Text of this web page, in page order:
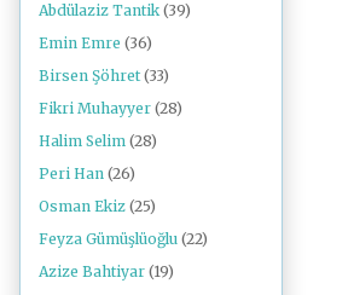
Abdülaziz Tantik (39)
Emin Emre (36)
Birsen Şöhret (33)
Fikri Muhayyer (28)
Halim Selim (28)
Peri Han (26)
Osman Ekiz (25)
Feyza Gümüşlüoğlu (22)
Azize Bahtiyar (19)